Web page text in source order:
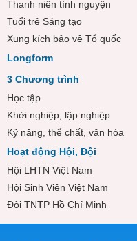
Thanh niên tình nguyện
Tuổi trẻ Sáng tạo
Xung kích bảo vệ Tổ quốc
Longform
3 Chương trình
Học tập
Khởi nghiệp, lập nghiệp
Kỹ năng, thể chất, văn hóa
Hoạt động Hội, Đội
Hội LHTN Việt Nam
Hội Sinh Viên Việt Nam
Đội TNTP Hồ Chí Minh